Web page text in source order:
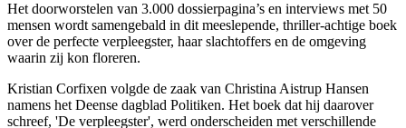
Het doorworstelen van 3.000 dossierpagina’s en interviews met 50
mensen wordt samengebald in dit meeslepende, thriller-achtige boek
over de perfecte verpleegster, haar slachtoffers en de omgeving
waarin zij kon floreren.
Kristian Corfixen volgde de zaak van Christina Aistrup Hansen
namens het Deense dagblad Politiken. Het boek dat hij daarover
schreef, 'De verpleegster', werd onderscheiden met verschillende